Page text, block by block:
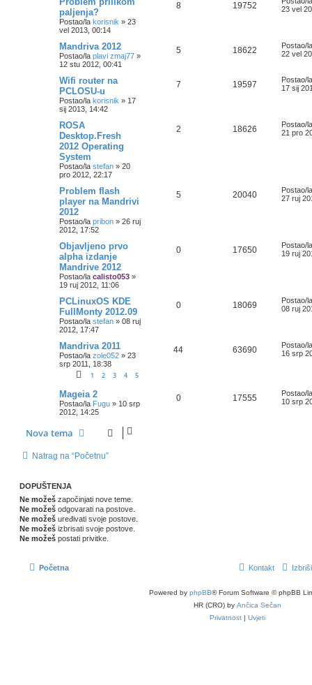
paljenja?
Postao/la korisnik » 23
vel 2013, 00:14
8 19752
23 vel
Mandriva 2012
Postao/la plavi zmaj77 »
12 stu 2012, 00:41
5 18622
Postao/
22 vel
Wifi router na
PCLOSU-u
Postao/la korisnik » 17
sij 2013, 14:42
7 19597
Postao/
17 sij
ROSA
Desktop.Fresh
2012 Operating
System
Postao/la stefan » 20
pro 2012, 22:17
2 18626
Postao/
21 pro
Problem flash
player na Mandrivi
2012
Postao/la pribon » 26 ruj
2012, 17:52
5 20040
Postao/
27 ruj
Objavljeno prvo
alpha izdanje
Mandrive 2012
Postao/la calisto053 »
19 ruj 2012, 11:06
0 17650
Postao/
19 ruj
PCLinuxOS KDE
FullMonty 2012.09
Postao/la stefan » 08 ruj
2012, 17:47
0 18069
Postao/
08 ruj
Mandriva 2011
Postao/la zole052 » 23
srp 2011, 18:38
1 2 3 4 5
44 63690
Postao/
16 srp
Mageia 2
Postao/la Fugu » 10 srp
2012, 14:25
0 17555
Postao/
10 srp
Nova tema
Natrag na “Početnu”
DOPUŠTENJA
Ne možeš započinjati nove teme.
Ne možeš odgovarati na postove.
Ne možeš uređivati svoje postove.
Ne možeš izbrisati svoje postove.
Ne možeš postati privitke.
Početna Kontakt
Powered by phpBB® Forum Software © phpBB
HR (CRO) by Ančica Sečan
Privatnost| Uvjeti